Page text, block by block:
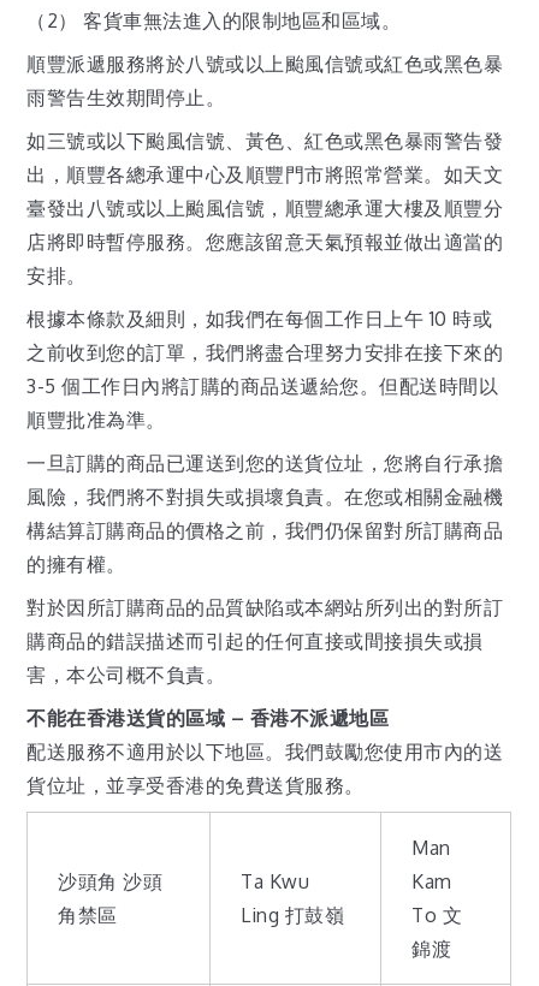
（2） 客貨車無法進入的限制地區和區域。
順豐派遞服務將於八號或以上颱風信號或紅色或黑色暴
雨警告生效期間停止。
如三號或以下颱風信號、黃色、紅色或黑色暴雨警告發
出，順豐各總承運中心及順豐門市將照常營業。如天文
臺發出八號或以上颱風信號，順豐總承運大樓及順豐分
店將即時暫停服務。您應該留意天氣預報並做出適當的
安排。
根據本條款及細則，如我們在每個工作日上午 10 時或
之前收到您的訂單，我們將盡合理努力安排在接下來的
3-5 個工作日內將訂購的商品送遞給您。但配送時間以
順豐批准為準。
一旦訂購的商品已運送到您的送貨位址，您將自行承擔
風險，我們將不對損失或損壞負責。在您或相關金融機
構結算訂購商品的價格之前，我們仍保留對所訂購商品
的擁有權。
對於因所訂購商品的品質缺陷或本網站所列出的對所訂
購商品的錯誤描述而引起的任何直接或間接損失或損
害，本公司概不負責。
不能在香港送貨的區域 – 香港不派遞地區
配送服務不適用於以下地區。我們鼓勵您使用市內的送
貨位址，並享受香港的免費送貨服務。
沙頭角 沙頭
角禁區
Ta Kwu
Ling 打鼓嶺
Man
Kam
To 文
錦渡